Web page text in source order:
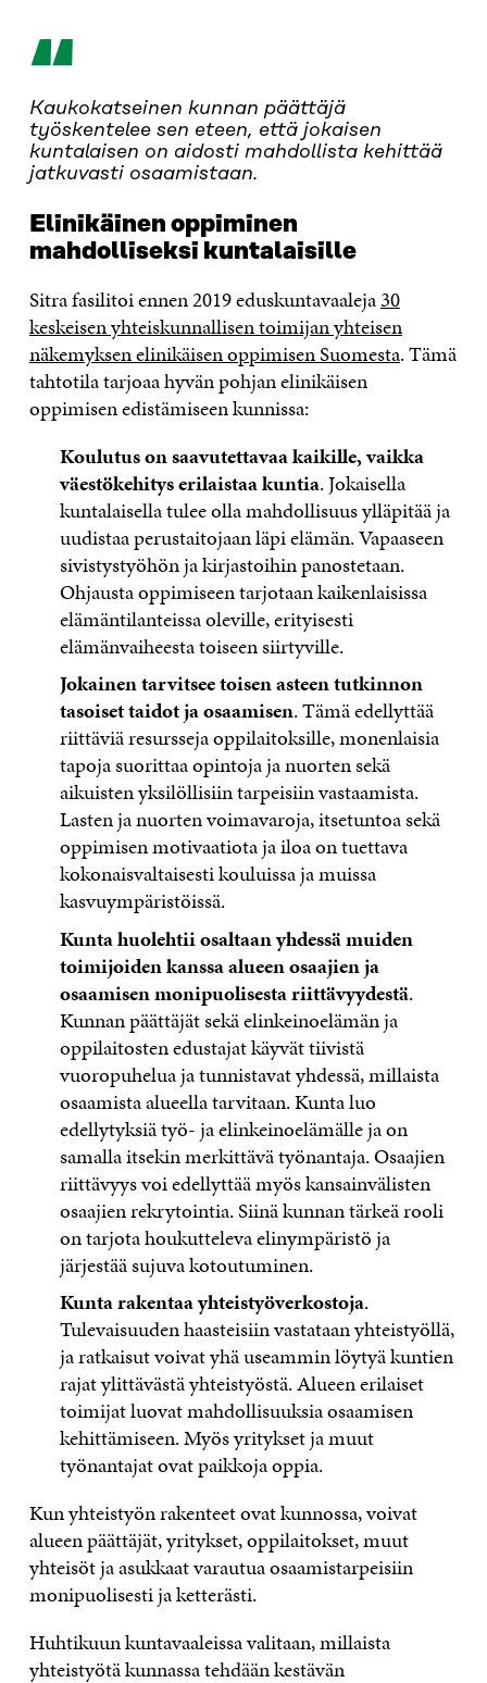
“
Kaukokatseinen kunnan päättäjä
työskentelee sen eteen, että jokaisen
kuntalaisen on aidosti mahdollista kehittää
jatkuvasti osaamistaan.
Elinikäinen oppiminen
mahdolliseksi kuntalaisille
Sitra fasilitoi ennen 2019 eduskuntavaaleja30
keskeisen yhteiskunnallisen toimijan yhteisen
näkemyksen elinikäisen oppimisen Suomesta. Tämä
tahtotila tarjoaa hyvän pohjan elinikäisen
oppimisen edistämiseen kunnissa:
Koulutus on saavutettavaa kaikille, vaikka
väestökehitys erilaistaa kuntia. Jokaisella
kuntalaisella tulee olla mahdollisuus ylläpitää ja
uudistaa perustaitojaan läpi elämän. Vapaaseen
sivistystyöhön ja kirjastoihin panostetaan.
Ohjausta oppimiseen tarjotaan kaikenlaisissa
elämäntilanteissa oleville, erityisesti
elämänvaiheesta toiseen siirtyville.
Jokainen tarvitsee toisen asteen tutkinnon
tasoiset taidot ja osaamisen. Tämä edellyttää
riittäviä resursseja oppilaitoksille, monenlaisia
tapoja suorittaa opintoja ja nuorten sekä
aikuisten yksilöllisiin tarpeisiin vastaamista.
Lasten ja nuorten voimavaroja, itsetuntoa sekä
oppimisen motivaatiota ja iloa on tuettava
kokonaisvaltaisesti kouluissa ja muissa
kasvuympäristöissä.
Kunta huolehtii osaltaan yhdessä muiden
toimijoiden kanssa alueen osaajien ja
osaamisen monipuolisesta riittävyydestä.
Kunnan päättäjät sekä elinkeinoelämän ja
oppilaitosten edustajat käyvät tiivistä
vuoropuhelua ja tunnistavat yhdessä, millaista
osaamista alueella tarvitaan. Kunta luo
edellytyksiä työ- ja elinkeinoelämälle ja on
samalla itsekin merkittävä työnantaja. Osaajien
riittävyys voi edellyttää myös kansainvälisten
osaajien rekrytointia. Siinä kunnan tärkeä rooli
on tarjota houkutteleva elinympäristö ja
järjestää sujuva kotoutuminen.
Kunta rakentaa yhteistyöverkostoja.
Tulevaisuuden haasteisiin vastataan yhteistyöllä,
ja ratkaisut voivat yhä useammin löytyä kuntien
rajat ylittävästä yhteistyöstä. Alueen erilaiset
toimijat luovat mahdollisuuksia osaamisen
kehittämiseen. Myös yritykset ja muut
työnantajat ovat paikkoja oppia.
Kun yhteistyön rakenteet ovat kunnossa, voivat
alueen päättäjät, yritykset, oppilaitokset, muut
yhteisöt ja asukkaat varautua osaamistarpeisiin
monipuolisesti ja ketterästi.
Huhtikuun kuntavaaleissa valitaan, millaista
yhteistyötä kunnassa tehdään kestävän